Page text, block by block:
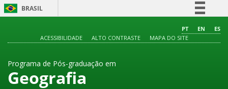
BRASIL
Comunica BR
PT EN
ES
ACESSIBILIDADE
ALTO CONTRASTE MAPA DO SITE
Programa de Pós-graduação em
Geografia